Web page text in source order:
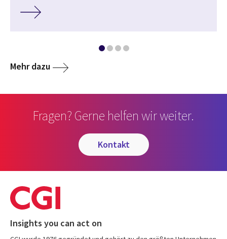
Mehr dazu
Fragen? Gerne helfen wir weiter.
kontakt
Insights you can act on